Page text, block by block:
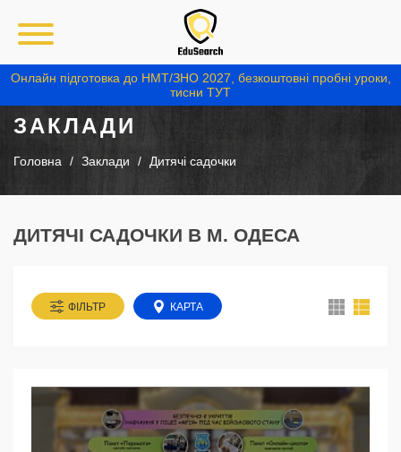
Онлайн підготовка до НМТ/ЗНО 2027, безкоштовні пробні уроки,
тисни ТУТ
ЗАКЛАДИ
Головна Заклади Дитячі садочки
ДИТЯЧІ САДОЧКИ В М. ОДЕСА
ФІЛЬТР КАРТА